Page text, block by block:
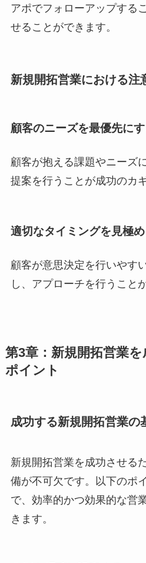
アポでフォローアップする
せることができます。
新規開拓営業における注
顧客のニーズを最優先に
顧客が抱える課題やニーズ
提案を行うことが成功のカ
適切なタイミングを見極
顧客が意思決定を行いやす
し、アプローチを行うこと
第3章：新規開拓営業
ポイント
成功する新規開拓営業の
新規開拓営業を成功させる
備が不可欠です。以下のポ
で、効率的かつ効果的な営
きます。